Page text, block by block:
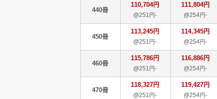
440冊
110,704円
@251円-
111,804円
@254円-
450冊
113,245円
@251円-
114,345円
@254円-
460冊
115,786円
@251円-
116,886円
@254円-
470冊
118,327円
@251円-
119,427円
@254円-